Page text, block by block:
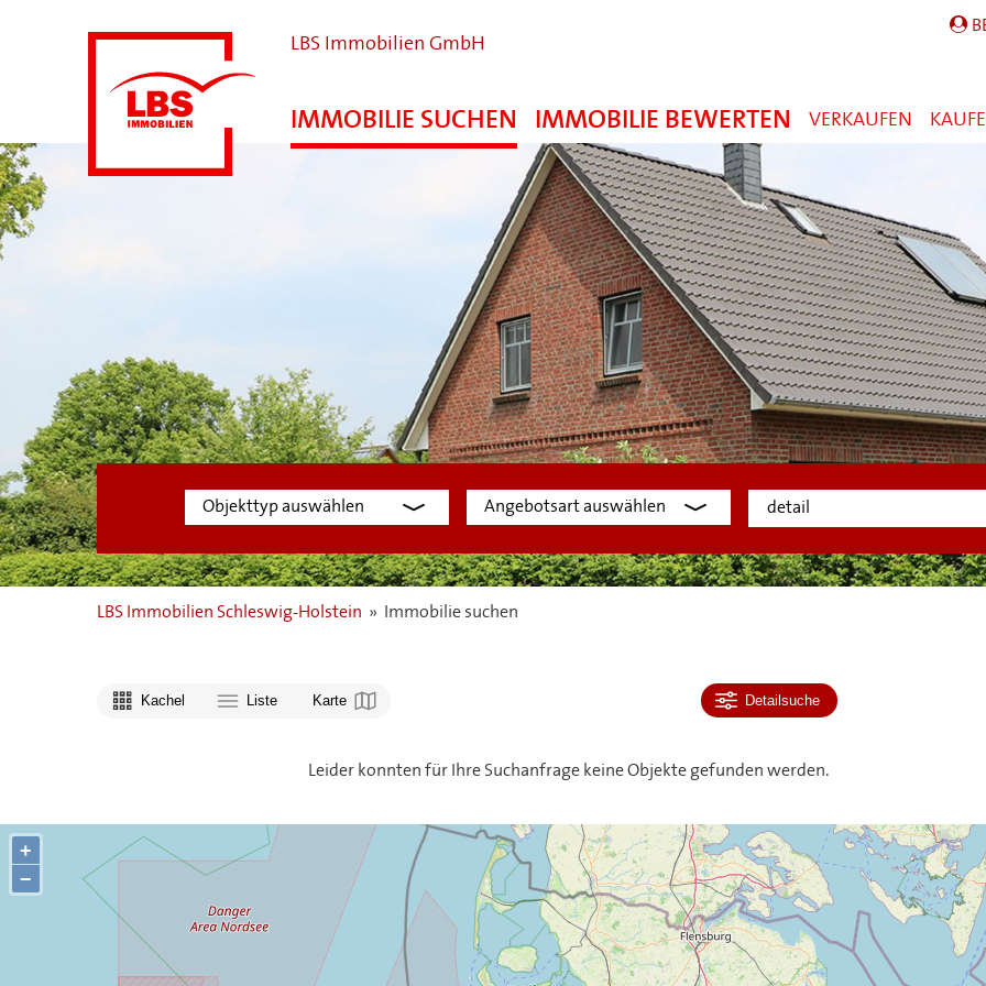
LBS Immobilien GmbH
IMMOBILIE SUCHEN IMMOBILIE BEWERTEN VERKAUFEN
LBS Immobilien Schleswig-Holstein » Immobilie suchen
Kachel Liste Karte Detailsuche
Leider konnten für Ihre Suchanfrage keine Objekte gefunden werden.
+
−